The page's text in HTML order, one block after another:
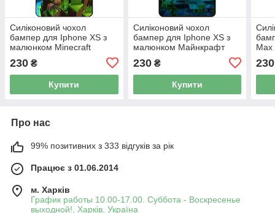
Силіконовий чохол
бампер для Iphone XS з
малюнком Minecraft
230 ₴
Купити
Силіконовий чохол
бампер для Iphone XS з
малюнком Майнкрафт
230₴
Купити
230
Про нас
99% позитивних з 333 відгуків за рік
Працює з 01.06.2014
м. Харків
График работы 10.00-17.00. Суббота - Воскресенье
выходной!, Харків, Україна